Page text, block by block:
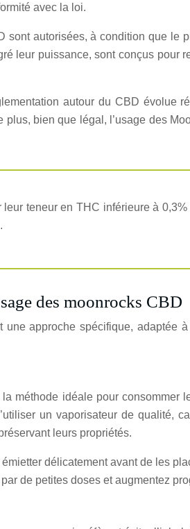
avec la loi.
sont autorisées, à condition que
leur puissance, sont conçus
autour du CBD évolue
plus, bien que légal, l’usage des
teneur en THC inférieure à
des moonrocks CBD
une approche spécifique,
méthode idéale pour
un vaporisateur de qualité,
leurs propriétés.
délicatement avant de les
de petites doses et augmentez